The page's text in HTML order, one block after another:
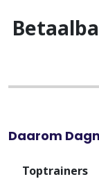
Daarom
Toptrainers